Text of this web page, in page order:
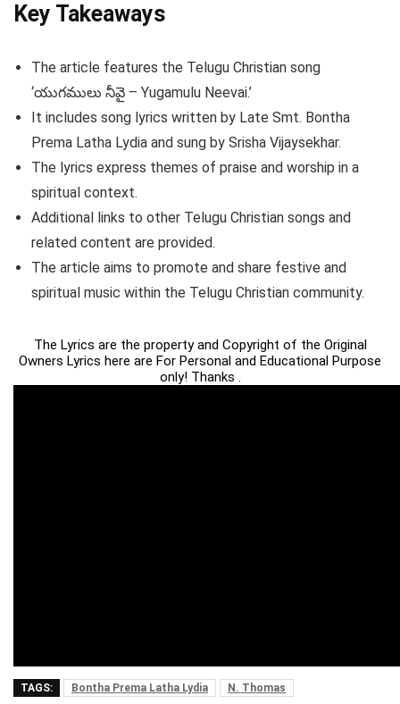
Key Takeaways
The article features the Telugu Christian song
‘యుగములు నీవై – Yugamulu Neevai.’
It includes song lyrics written by Late Smt. Bontha
Prema Latha Lydia and sung by Srisha Vijaysekhar.
The lyrics express themes of praise and worship in a
spiritual context.
Additional links to other Telugu Christian songs and
related content are provided.
The article aims to promote and share festive and
spiritual music within the Telugu Christian community.
The Lyrics are the property and Copyright of the Original
Owners Lyrics here are For Personal and Educational Purpose
only! Thanks .
TAGS: Bontha Prema Latha Lydia N. Thomas